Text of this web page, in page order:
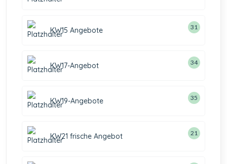
KW15 Angebote 31
KW17-Angebot 34
KW19-Angebote 35
KW21 frische Angebot 21